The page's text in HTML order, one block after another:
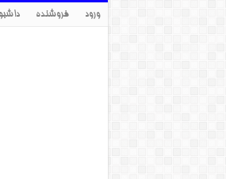
ورود فروشنده